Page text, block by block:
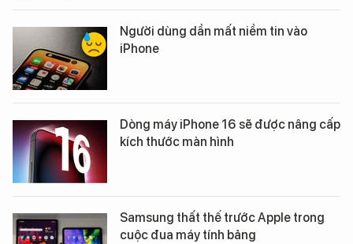
Người dùng dần mất niềm tin vào
iPhone
Dòng máy iPhone 16 sẽ được nâng cấp
kích thước màn hình
Samsung thất thế trước Apple trong
cuộc đua máy tính bảng